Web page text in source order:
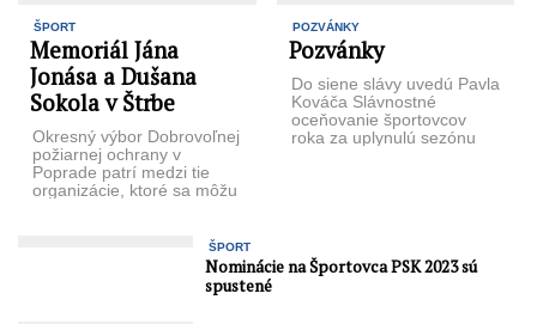
ŠPORT
Memoriál Jána
Jonása a Dušana
Sokola v Štrbe
Okresný výbor Dobrovoľnej
požiarnej ochrany v
Poprade patrí medzi tie
organizácie, ktoré sa môžu
POZVÁNKY
Pozvánky
Do siene slávy uvedú Pavla
Kováča Slávnostné
oceňovanie športovcov
roka za uplynulú sezónu
ŠPORT
Nominácie na Športovca PSK 2023 sú
spustené